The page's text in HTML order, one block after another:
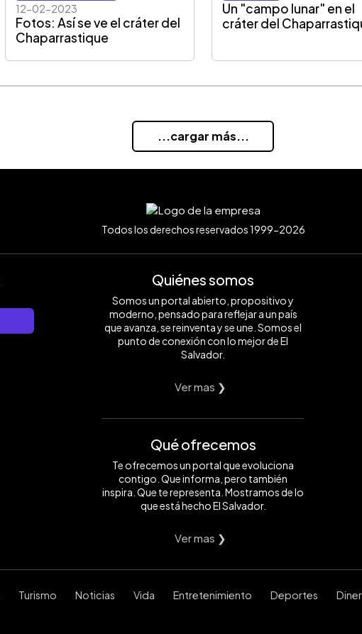
12-02-2023
Fotos: Así se ve el cráter del
Chaparrastique
Un "campo lunar" en el
cráter del
...cargar más...
Todos los derechos reservados 1999-2026
Quiénes somos
Somos un portal abierto, propositivo y
moderno, pensado para reflejar a un país
que avanza, se reinventa y se une. Somos el
punto de conexión con lo mejor de El
Salvador.
Ver mas ❯
Qué ofrecemos
Te ofrecemos un portal que evoluciona
contigo. Que informa, pero también
inspira. Que te representa. Mostramos de lo
que está hecho El Salvador.
Ver mas ❯
Turismo Noticias Vida Entretenimiento Deportes